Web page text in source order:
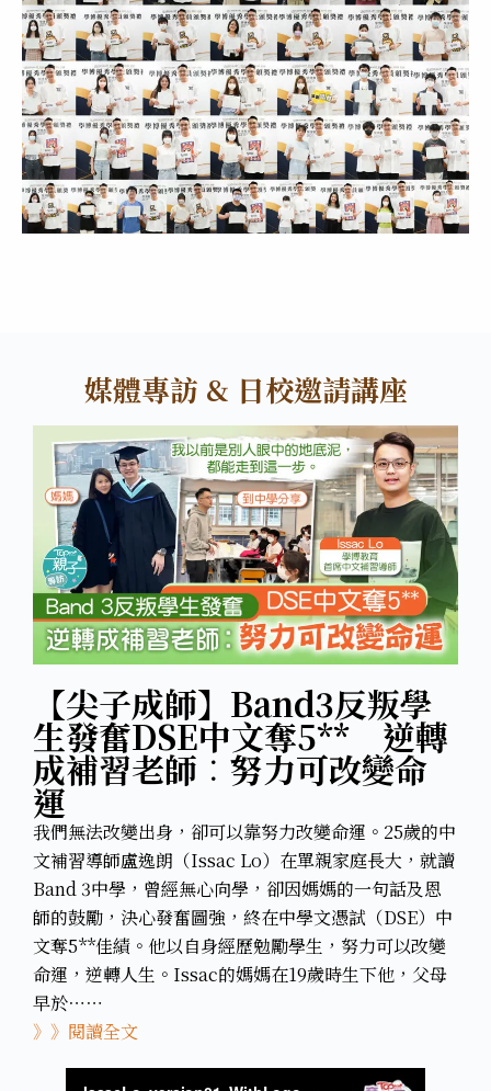
媒體專訪 & 日校邀請講座
【尖子成師】Band3反叛學
生發奮DSE中文奪5** 逆轉
成補習老師︰努力可改變命
運
我們無法改變出身，卻可以靠努力改變命運。25歲的中
文補習導師盧逸朗（Issac Lo）在單親家庭長大，就讀
Band 3中學，曾經無心向學，卻因媽媽的一句話及恩
師的鼓勵，決心發奮圖強，終在中學文憑試（DSE）中
文奪5**佳績。他以自身經歷勉勵學生，努力可以改變
命運，逆轉人生。Issac的媽媽在19歲時生下他，父母
早於⋯⋯
》》閱讀全文